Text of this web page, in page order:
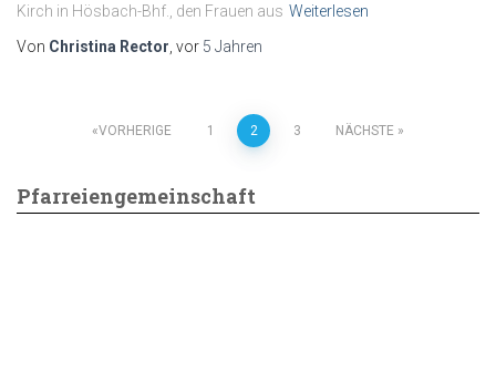
Kirch in Hösbach-Bhf., den Frauen aus Weiterlesen
Von Christina Rector , vor 5 Jahren
Seitennummerierung
der
VORHERIGE 1 2 3 NÄCHSTE
Pfarreiengemeinschaft